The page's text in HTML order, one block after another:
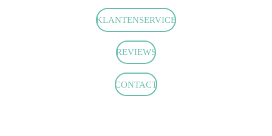
o
r
m
p
KLANTENSERVICE
REVIEWS
CONTACT